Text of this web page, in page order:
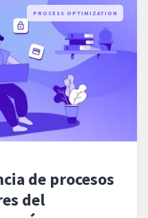
PROCESS OPTIMIZATION
de procesos
del